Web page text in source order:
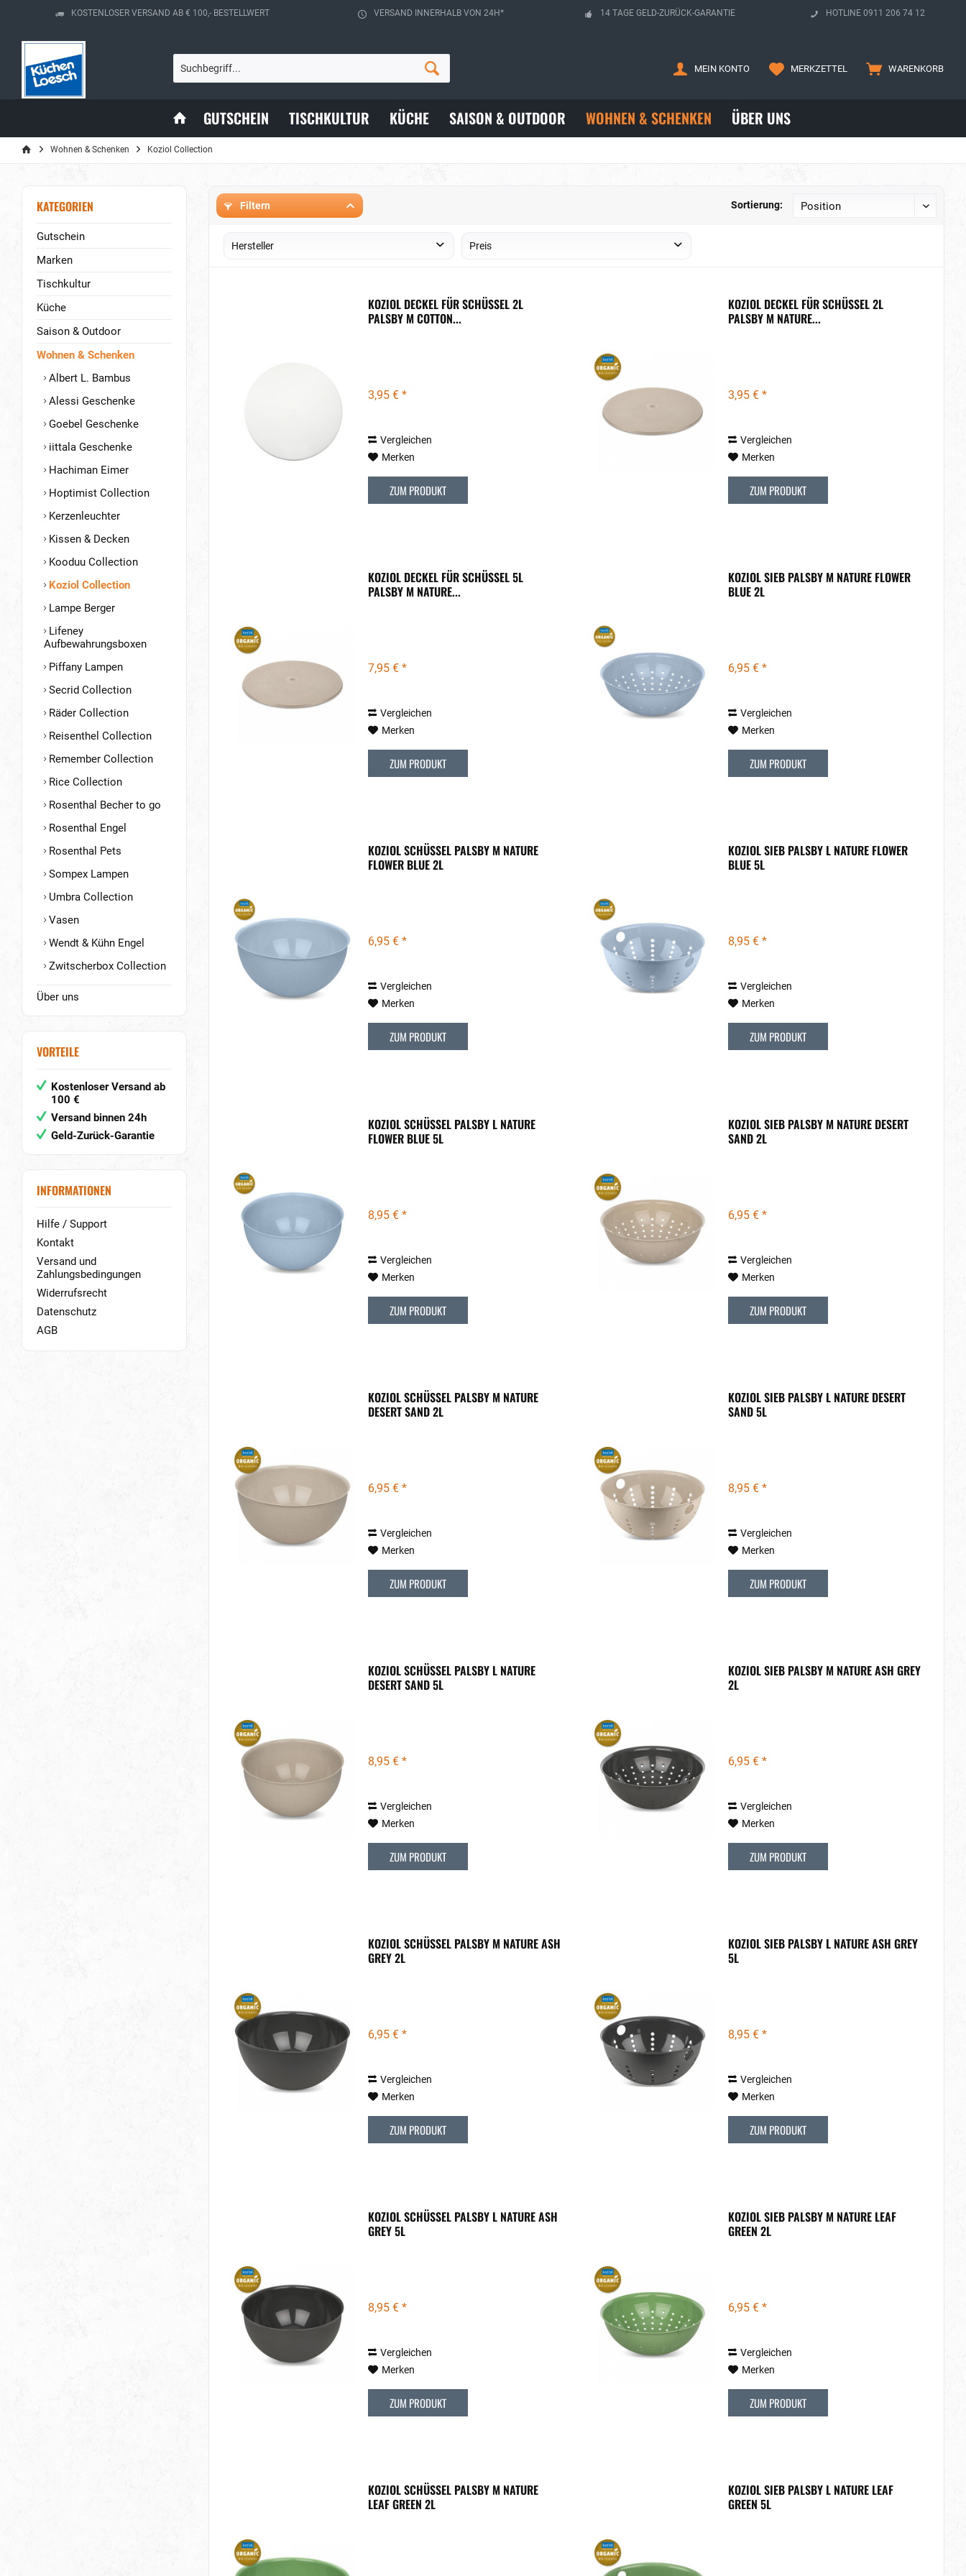
KOSTENLOSER VERSAND AB € 100,- BESTELLWERT VERSAND INNERHALB VON 24H* 14 TAGE GELD-ZURÜCK-GARANTIE HOTLINE 0911 206 74 12
WARENKORB
MERKZETTEL
MEIN KONTO
GUTSCHEIN TISCHKULTUR KÜCHE SAISON & OUTDOOR WOHNEN & SCHENKEN ÜBER UNS
Wohnen & Schenken Koziol Collection
KATEGORIEN
Gutschein
Marken
Tischkultur
Küche
Saison & Outdoor
Wohnen & Schenken
Albert L. Bambus
Alessi Geschenke
Goebel Geschenke
iittala Geschenke
Hachiman Eimer
Hoptimist Collection
Kerzenleuchter
Kissen & Decken
Kooduu Collection
Koziol Collection
Lampe Berger
Lifeney
Aufbewahrungsboxen
Piffany Lampen
Secrid Collection
Räder Collection
Reisenthel Collection
Remember Collection
Rice Collection
Rosenthal Becher to go
Rosenthal Engel
Rosenthal Pets
Sompex Lampen
Umbra Collection
Vasen
Wendt & Kühn Engel
Zwitscherbox Collection
Über uns
VORTEILE
Kostenloser Versand ab
100 €
Versand binnen 24h
Geld-Zurück-Garantie
INFORMATIONEN
Hilfe / Support
Kontakt
Versand und
Zahlungsbedingungen
Widerrufsrecht
Datenschutz
AGB
Filtern Sortierung:
Hersteller Preis
KOZIOL DECKEL FÜR SCHÜSSEL 2L
PALSBY M COTTON...
3,95 € *
Vergleichen
Merken
ZUM PRODUKT
KOZIOL DECKEL FÜR SCHÜSSEL 2L
PALSBY M NATURE...
3,95 € *
Vergleichen
Merken
ZUM PRODUKT
KOZIOL DECKEL FÜR SCHÜSSEL 5L
PALSBY M NATURE...
7,95 € *
Vergleichen
Merken
ZUM PRODUKT
KOZIOL SIEB PALSBY M NATURE FLOWER
BLUE 2L
6,95 € *
Vergleichen
Merken
ZUM PRODUKT
KOZIOL SCHÜSSEL PALSBY M NATURE
FLOWER BLUE 2L
6,95 € *
Vergleichen
Merken
ZUM PRODUKT
KOZIOL SIEB PALSBY L NATURE FLOWER
BLUE 5L
8,95 € *
Vergleichen
Merken
ZUM PRODUKT
KOZIOL SCHÜSSEL PALSBY L NATURE
FLOWER BLUE 5L
8,95 € *
Vergleichen
Merken
ZUM PRODUKT
KOZIOL SIEB PALSBY M NATURE DESERT
SAND 2L
6,95 € *
Vergleichen
Merken
ZUM PRODUKT
KOZIOL SCHÜSSEL PALSBY M NATURE
DESERT SAND 2L
6,95 € *
Vergleichen
Merken
ZUM PRODUKT
KOZIOL SIEB PALSBY L NATURE DESERT
SAND 5L
8,95 € *
Vergleichen
Merken
ZUM PRODUKT
KOZIOL SCHÜSSEL PALSBY L NATURE
DESERT SAND 5L
8,95 € *
Vergleichen
Merken
ZUM PRODUKT
KOZIOL SIEB PALSBY M NATURE ASH GREY
2L
6,95 € *
Vergleichen
Merken
ZUM PRODUKT
KOZIOL SCHÜSSEL PALSBY M NATURE ASH
GREY 2L
6,95 € *
Vergleichen
Merken
ZUM PRODUKT
KOZIOL SIEB PALSBY L NATURE ASH GREY
5L
8,95 € *
Vergleichen
Merken
ZUM PRODUKT
KOZIOL SCHÜSSEL PALSBY L NATURE ASH
GREY 5L
8,95 € *
Vergleichen
Merken
ZUM PRODUKT
KOZIOL SIEB PALSBY M NATURE LEAF
GREEN 2L
6,95 € *
Vergleichen
Merken
ZUM PRODUKT
KOZIOL SCHÜSSEL PALSBY M NATURE
LEAF GREEN 2L
KOZIOL SIEB PALSBY L NATURE LEAF
GREEN 5L